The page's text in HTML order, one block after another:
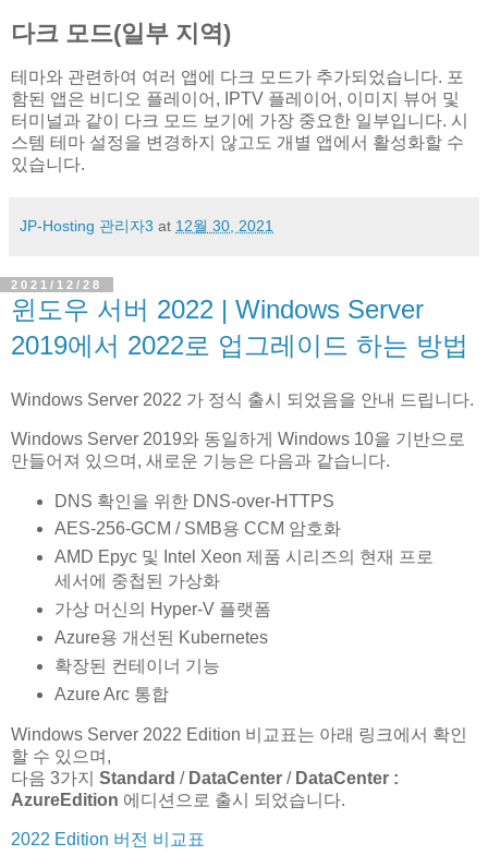
다크 모드(일부 지역)
테마와 관련하여 여러 앱에 다크 모드가 추가되었습니다. 포
함된 앱은 비디오 플레이어, IPTV 플레이어, 이미지 뷰어 및
터미널과 같이 다크 모드 보기에 가장 중요한 일부입니다. 시
스템 테마 설정을 변경하지 않고도 개별 앱에서 활성화할 수
있습니다.
JP-Hosting 관리자3 at 12월 30, 2021
2021/12/28
윈도우 서버 2022 | Windows Server
2019에서 2022로 업그레이드 하는 방법
Windows Server 2022 가 정식 출시 되었음을 안내 드립니다.
Windows Server 2019와 동일하게 Windows 10을 기반으로
만들어져 있으며, 새로운 기능은 다음과 같습니다.
DNS 확인을 위한 DNS-over-HTTPS
AES-256-GCM / SMB용 CCM 암호화
AMD Epyc 및 Intel Xeon 제품 시리즈의 현재 프로
세서에 중첩된 가상화
가상 머신의 Hyper-V 플랫폼
Azure용 개선된 Kubernetes
확장된 컨테이너 기능
Azure Arc 통합
Windows Server 2022 Edition 비교표는 아래 링크에서 확인
할 수 있으며,
다음 3가지 Standard / DataCenter / DataCenter :
AzureEdition 에디션으로 출시 되었습니다.
2022 Edition 버전 비교표